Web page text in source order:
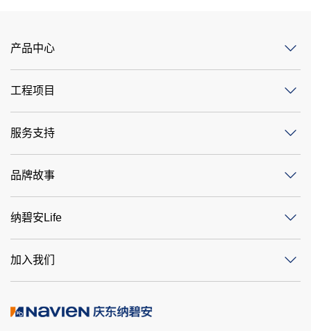
产品中心
工程项目
服务支持
品牌故事
纳碧安Life
加入我们